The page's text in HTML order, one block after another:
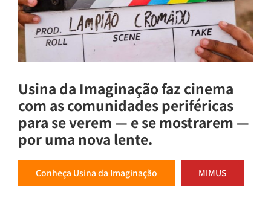
Usina da Imaginação faz cinema
com as comunidades periféricas
para se verem — e se mostrarem —
por uma nova lente.
Conheça Usina da Imaginação MIMUS